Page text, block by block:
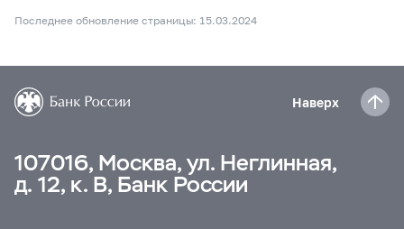
Последнее обновление страницы: 15.03.2024
Наверх
107016, Москва, ул. Неглинная,
д. 12, к. В, Банк России